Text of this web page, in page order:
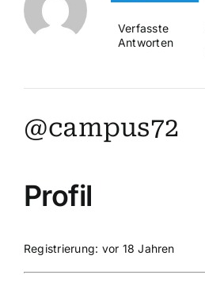
Verfasste
Antworten
@campus72
Profil
Registrierung: vor 18 Jahren